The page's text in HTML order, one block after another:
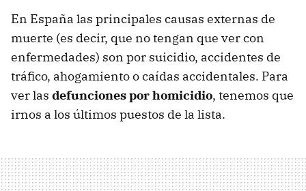
En España las principales causas externas de
muerte (es decir, que no tengan que ver con
enfermedades) son por suicidio, accidentes de
tráfico, ahogamiento o caídas accidentales. Para
ver las defunciones por homicidio, tenemos que
irnos a los últimos puestos de la lista.